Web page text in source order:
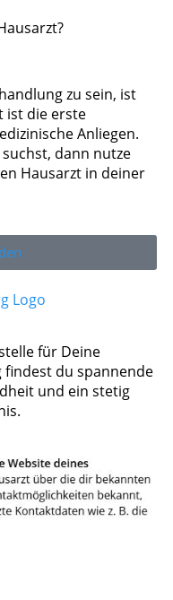
zu sein, ist
ist die erste
Anliegen.
dann nutze
Hausarzt in deiner
für Deine
findest du spannende
und ein stetig